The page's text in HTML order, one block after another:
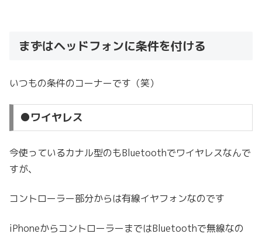
まずはヘッドフォンに条件を付ける
いつもの条件のコーナーです（笑）
●ワイヤレス
今使っているカナル型のもBluetoothでワイヤレスなんで
すが、
コントローラー部分からは有線イヤフォンなのです
iPhoneからコントローラーまではBluetoothで無線なの